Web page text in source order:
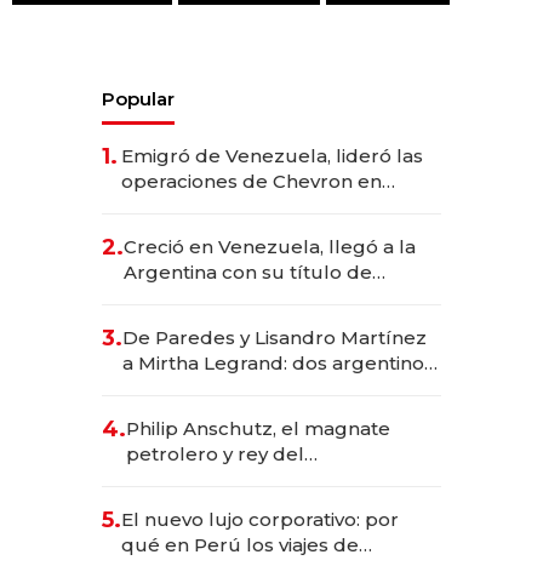
Popular
1. Emigró de Venezuela, lideró las
operaciones de Chevron en
2.Creció en Venezuela, llegó a la
Argentina con su título de
las marcas "fast premium"
3.De Paredes y Lisandro Martínez
a Mirtha Legrand: dos argentinos
4.Philip Anschutz, el magnate
petrolero y rey del
Fénix
5.El nuevo lujo corporativo: por
qué en Perú los viajes de